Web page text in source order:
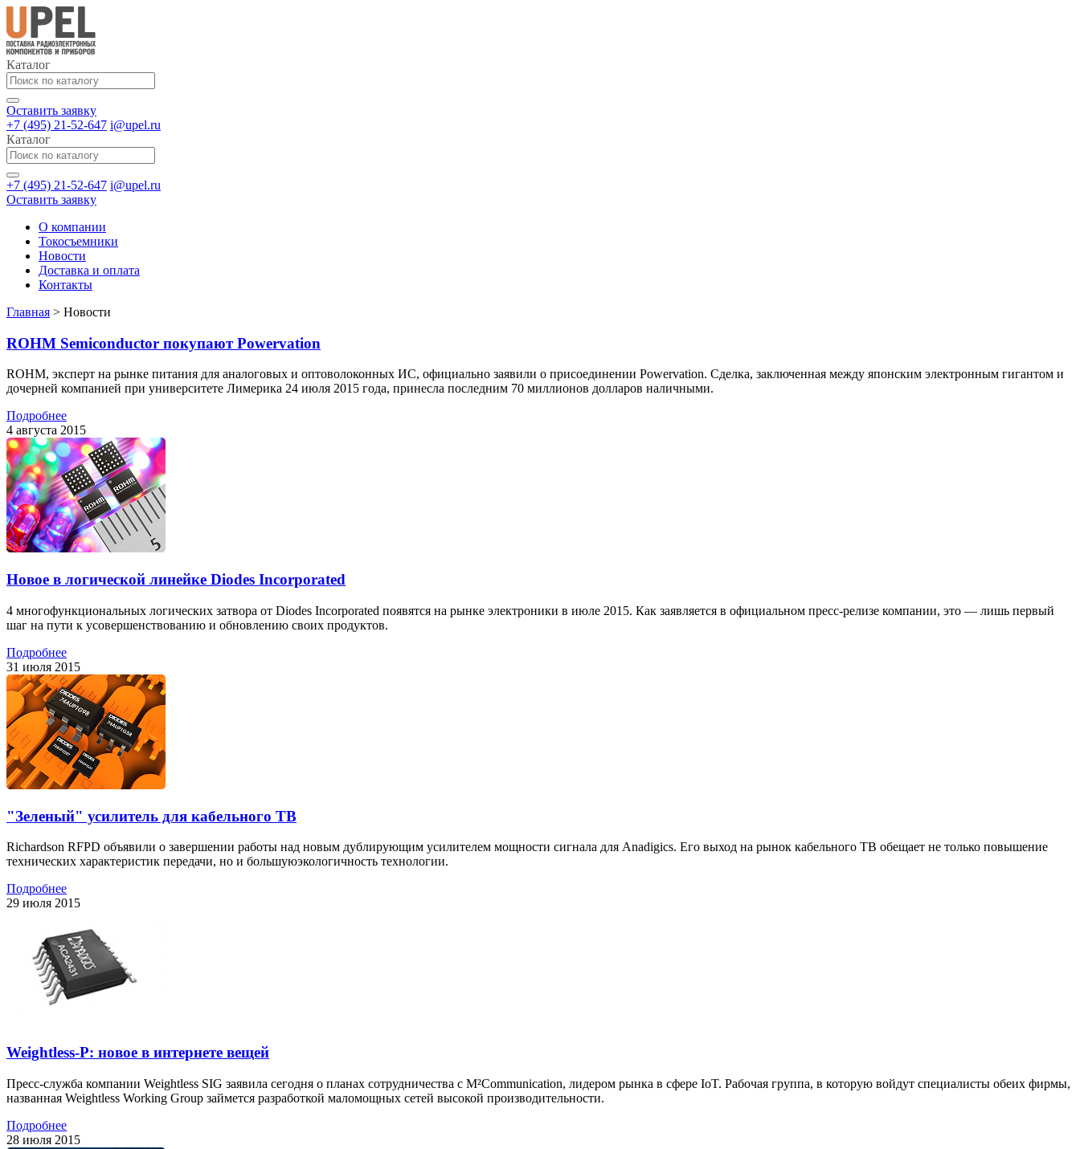
Каталог
Оставить заявку
+7 (495) 21-52-647 i@upel.ru
Каталог
+7 (495) 21-52-647 i@upel.ru
Оставить заявку
О компании
Токосъемники
Новости
Доставка и оплата
Контакты
Главная > Новости
ROHM Semiconductor покупают Powervation
ROHM, эксперт на рынке питания для аналоговых и оптоволоконных ИС, официально заявили о присоединении Powervation. Сделка, заключенная между японским электронным гигантом и
дочерней компанией при университете Лимерика 24 июля 2015 года, принесла последним 70 миллионов долларов наличными.
Подробнее
4 августа 2015
Новое в логической линейке Diodes Incorporated
4 многофункциональных логических затвора от Diodes Incorporated появятся на рынке электроники в июле 2015. Как заявляется в официальном пресс-релизе компании, это — лишь первый
шаг на пути к усовершенствованию и обновлению своих продуктов.
Подробнее
31 июля 2015
"Зеленый" усилитель для кабельного ТВ
Richardson RFPD объявили о завершении работы над новым дублирующим усилителем мощности сигнала для Anadigics. Его выход на рынок кабельного ТВ обещает не только повышение
технических характеристик передачи, но и большуюэкологичность технологии.
Подробнее
29 июля 2015
Weightless-P: новое в интернете вещей
Пресс-служба компании Weightless SIG заявила сегодня о планах сотрудничества с M²Communication, лидером рынка в сфере IoT. Рабочая группа, в которую войдут специалисты обеих фирмы,
названная Weightless Working Group займется разработкой маломощных сетей высокой производительности.
Подробнее
28 июля 2015